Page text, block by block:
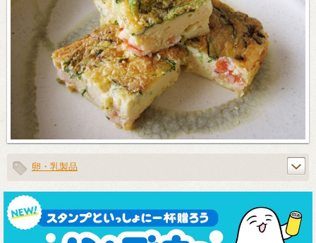
卵・乳製品